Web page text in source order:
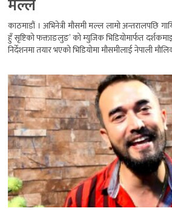
मल्ल
काठमाडौं । अभिनेत्री मौसमी मल्ल लामो अन्तरालपछि
हुँ सृष्टिको फक्ताङलुङ’ को म्युजिक भिडियोमार्फत
निर्देशनमा तयार भएको भिडियोमा मौसमीलाई नेपाली